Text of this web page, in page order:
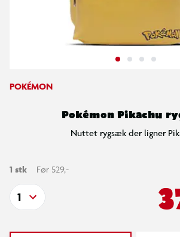
POKÉMON
Pokémon Pikachu
Nuttet rygsæk der ligner
1 stk Før 529,-
1